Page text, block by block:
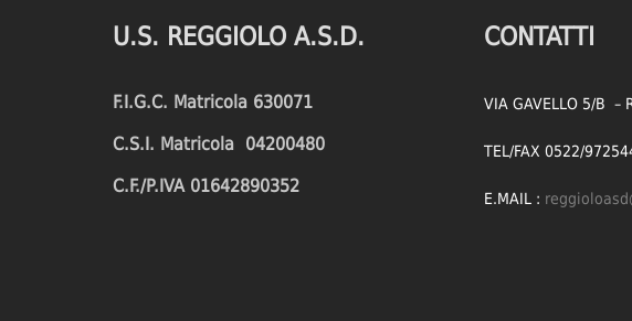
U.S. REGGIOLO A.S.D.
F.I.G.C. Matricola 630071
C.S.I. Matricola 04200480
C.F./P.IVA 01642890352
CONTATTI
VIA GAVELLO 5/B –
TEL/FAX 0522/
E.MAIL :